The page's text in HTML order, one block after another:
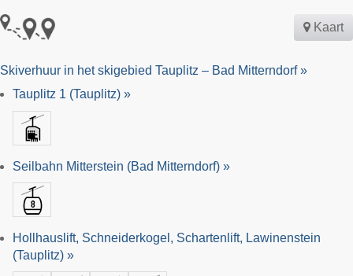
Kaart
Skiverhuur in het skigebied Tauplitz – Bad Mitterndorf »
Tauplitz 1 (Tauplitz) »
Seilbahn Mitterstein (Bad Mitterndorf) »
Hollhauslift, Schneiderkogel, Schartenlift, Lawinenstein
(Tauplitz) »